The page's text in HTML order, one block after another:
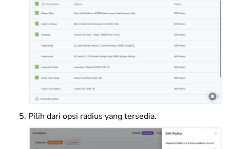
Pilih dari opsi radius yang tersedia.